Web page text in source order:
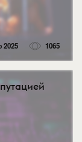
2025 1065